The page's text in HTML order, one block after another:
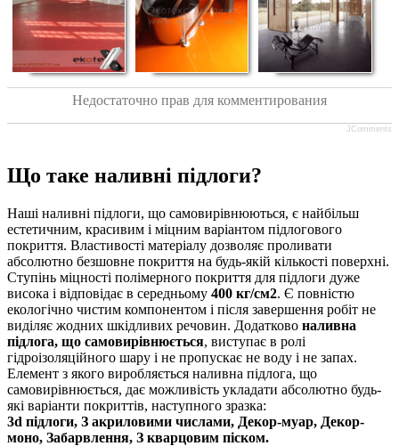
Недостаточно прав для комментирования
JComments
Що таке наливні підлоги?
Наші наливні підлоги, що самовирівнюються, є найбільш
естетичним, красивим і міцним варіантом підлогового
покриття. Властивості матеріалу дозволяє проливати
абсолютно безшовне покриття на будь-якій кількості поверхні.
Ступінь міцності полімерного покриття для підлоги дуже
висока і відповідає в середньому 400 кг/см2. Є повністю
екологічно чистим компонентом і після завершення робіт не
виділяє жодних шкідливих речовин. Додатково наливна
підлога, що самовирівнюється, виступає в ролі
гідроізоляційного шару і не пропускає не воду і не запах.
Елемент з якого виробляється наливна підлога, що
самовирівнюється, дає можливість укладати абсолютно будь-
які варіанти покриттів, наступного зразка:
3d підлоги, З акриловими числами, Декор-муар, Декор-
моно, Забарвлення, З кварцовим піском.